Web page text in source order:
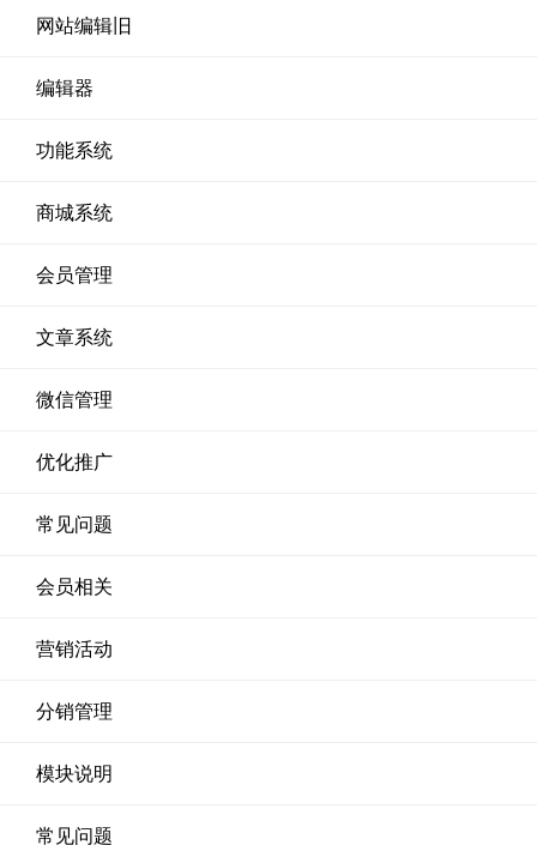
网站编辑旧
编辑器
功能系统
商城系统
会员管理
文章系统
微信管理
优化推广
常见问题
会员相关
营销活动
分销管理
模块说明
常见问题